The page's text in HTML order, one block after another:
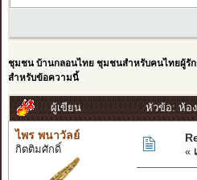
ชุมชน บ้านกลอนไทย ชุมชนสำหรับคนไทยผู้รั
สำหรับข้อความนี้
ผู้เขียน หัวข้อ: ห้อ
ไพร พนาวัลย์
กิตติมศักดิ์ «